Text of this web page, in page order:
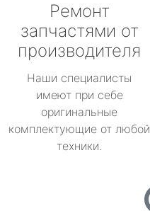
Ремонт
запчастями от
производителя
Наши специалисты
имеют при себе
оригинальные
комплектующие от любой
техники.